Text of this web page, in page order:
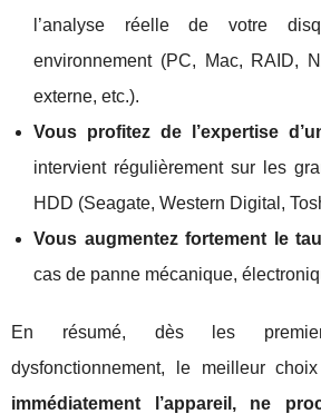
l’analyse réelle de votre
environnement (PC, Mac, RAID,
externe, etc.).
Vous profitez de l’expertise
intervient régulièrement sur les
HDD (Seagate, Western Digital,
Vous augmentez fortement le
cas de panne mécanique,
En résumé, dès les
dysfonctionnement, le meilleur
immédiatement l’appareil, ne